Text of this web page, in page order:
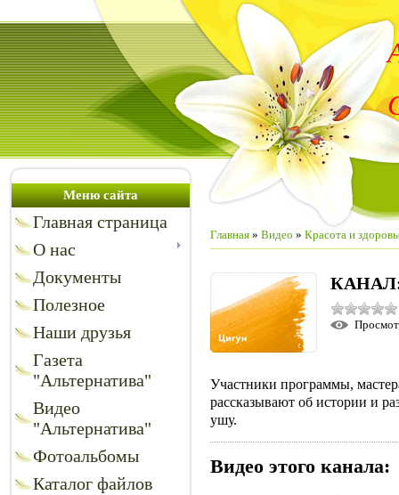
Меню сайта
Главная страница
О нас
Документы
Полезное
Наши друзья
Газета
"Альтернатива"
Видео
"Альтернатива"
Фотоальбомы
Каталог файлов
Главная » Видео » Красота и
Участники программы,
рассказывают об истории и
ушу.
Видео этого канала: